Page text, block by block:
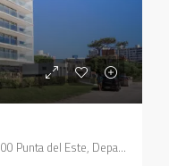
3329+CMQ, Lenguas de Diamante, 20100 Punta del Este, Departamento de Maldonado, Uruguay